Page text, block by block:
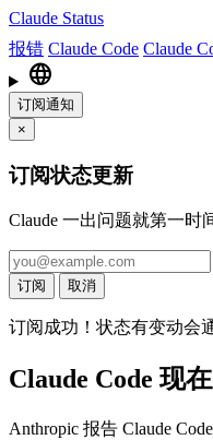
Claude Status
报错 Claude Code Claude
language
订阅通知
×
订阅状态更新
Claude 一出问题就第一时
订阅 取消
订阅成功！状态有变动会
Claude Code 现
Anthropic 报告 Claude